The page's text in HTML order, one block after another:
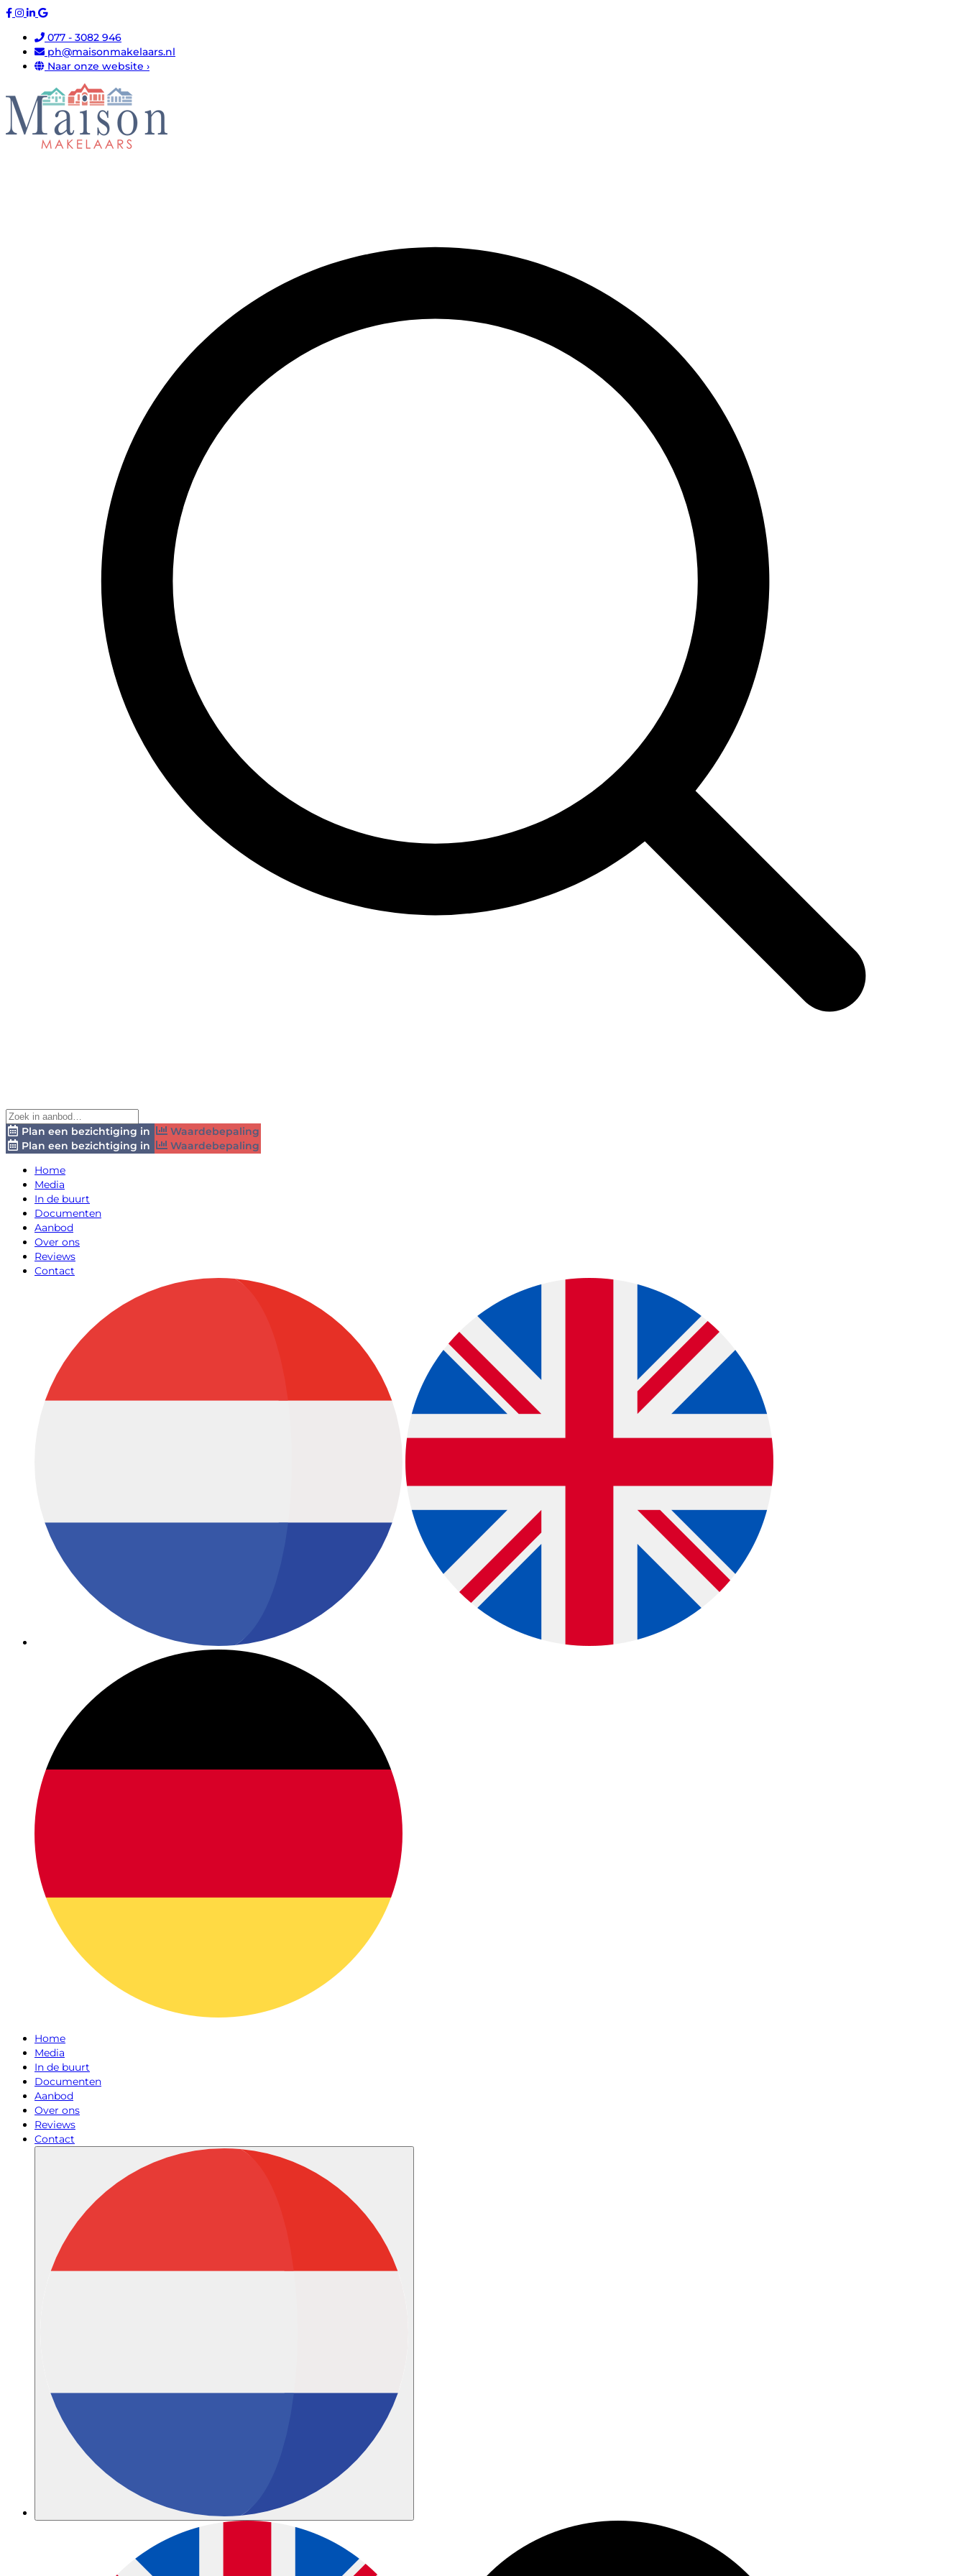
077 - 3082 946
ph@maisonmakelaars.nl
Naar onze website ›
Plan een bezichtiging in
Waardebepaling
Plan een bezichtiging in
Waardebepaling
Home
Media
In de buurt
Documenten
Aanbod
Over ons
Reviews
Contact
Home
Media
In de buurt
Documenten
Aanbod
Over ons
Reviews
Contact